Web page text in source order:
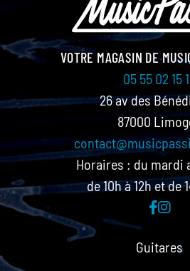
Guitares
VOTRE MAGASIN DE
05 55 02 15
26 av des
87000
Horaires : du mardi
de 10h à 12h et de